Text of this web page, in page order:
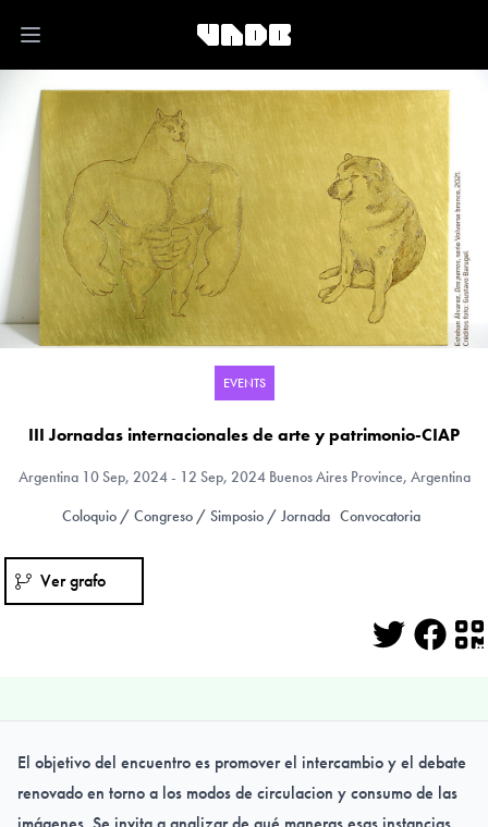
Open main menu
EVENTS
III Jornadas internacionales de arte y patrimonio-CIAP
Argentina10 Sep, 2024 - 12 Sep, 2024 Buenos Aires Province, Argentina
Coloquio / Congreso / Simposio / Jornada Convocatoria
Ver grafo
El objetivo del encuentro es promover el intercambio y el debate
renovado en torno a los modos de circulacion y consumo de las